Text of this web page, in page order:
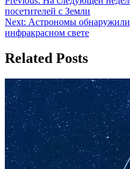
по
записям
посетителей с Земли
Next: Астрономы
инфракрасном свете
Related Posts